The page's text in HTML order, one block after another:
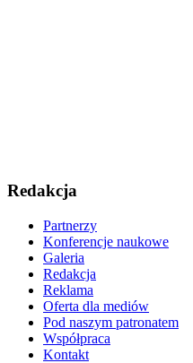
Redakcja
Partnerzy
Konferencje naukowe
Galeria
Redakcja
Reklama
Oferta dla mediów
Pod naszym patronatem
Współpraca
Kontakt